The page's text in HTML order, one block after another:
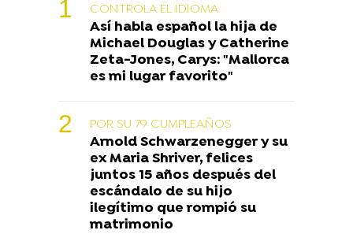
CONTROLA EL IDIOMA
Así habla español la hija de
Michael Douglas y Catherine
Zeta-Jones, Carys: "Mallorca
es mi lugar favorito"
POR SU 79 CUMPLEAÑOS
Arnold Schwarzenegger y su
ex Maria Shriver, felices
juntos 15 años después del
escándalo de su hijo
ilegítimo que rompió su
matrimonio